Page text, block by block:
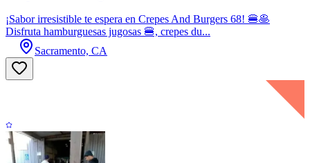
¡Sabor irresistible te espera en Crepes And Burgers 68! 🍔🥞
Disfruta hamburguesas jugosas 🍔, crepes du...
Sacramento, CA